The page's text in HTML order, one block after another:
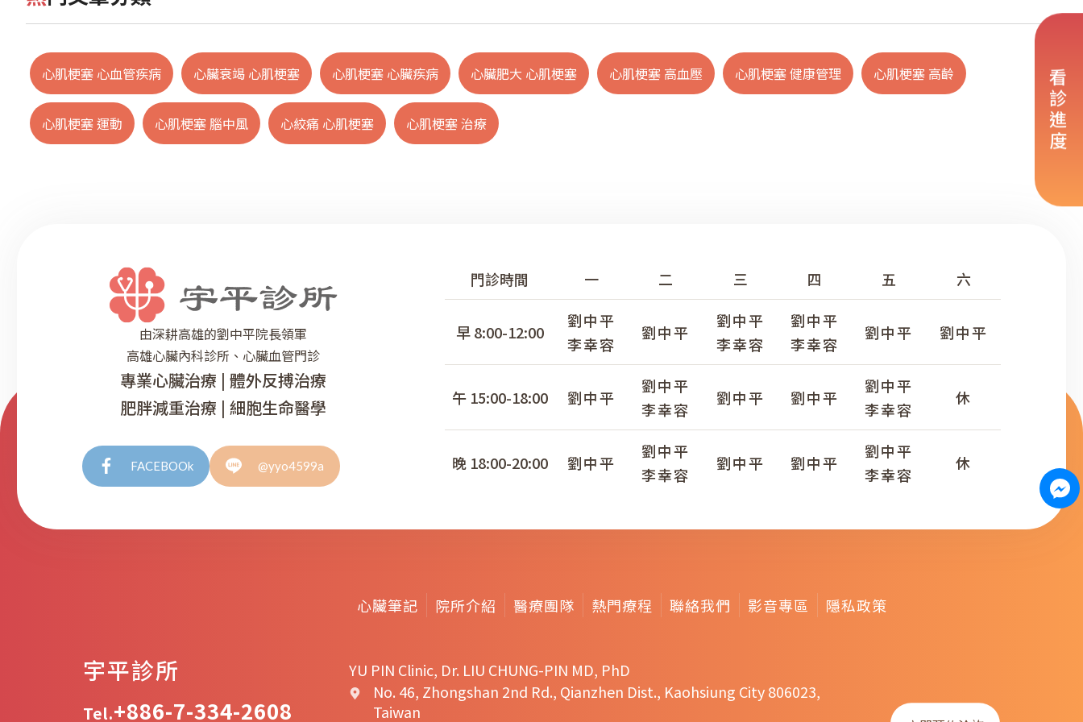
看診進度
心肌梗塞 心血管疾病 心臟衰竭 心肌梗塞 心肌梗塞 心臟疾病 心臟肥大 心肌梗塞 心肌梗塞 高血壓 心肌梗塞 健康管理 心肌梗塞 高齡
心肌梗塞 運動 心肌梗塞 腦中風 心絞痛 心肌梗塞 心肌梗塞 治療
由深耕高雄的劉中平院長領軍
高雄心臟內科診所、心臟血管門診
專業心臟治療 | 體外反搏治療
肥胖減重治療 | 細胞生命醫學
FACEBOOk @yyo4599a
門診時間 一 二 三 四 五 六
早 8:00-12:00
劉中平
李幸容
劉中平
劉中平
李幸容
劉中平
李幸容
劉中平 劉中平
午 15:00-18:00 劉中平
劉中平
李幸容
劉中平 劉中平
劉中平
李幸容
休
晚 18:00-20:00 劉中平
劉中平
李幸容
劉中平 劉中平
劉中平
李幸容
休
宇平診所
Tel.+886-7-334-2608
心臟筆記 院所介紹 醫療團隊 熱門療程 聯絡我們 影音專區 隱私政策
YU PIN Clinic, Dr. LIU CHUNG-PIN MD, PhD
No. 46, Zhongshan 2nd Rd., Qianzhen Dist., Kaohsiung City 806023,
Taiwan